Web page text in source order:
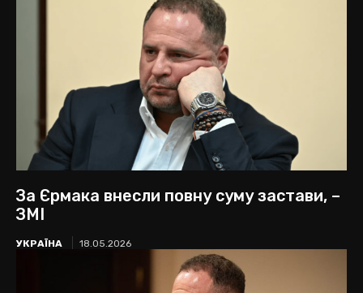
За Єрмака внесли повну суму застави, –
ЗМІ
УКРАЇНА 18.05.2026